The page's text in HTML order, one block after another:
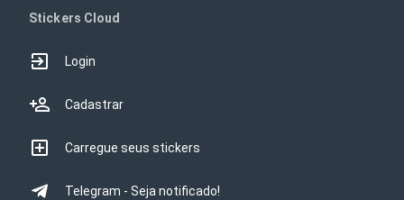
Stickers Cloud
Login
Cadastrar
Carregue seus stickers
Telegram - Seja notificado!